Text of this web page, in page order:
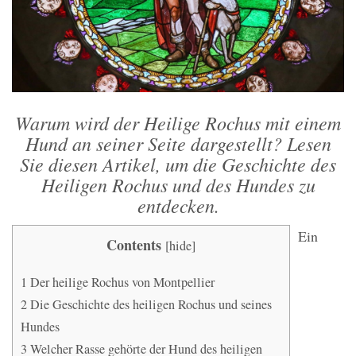
Warum wird der Heilige Rochus mit einem
Hund an seiner Seite dargestellt? Lesen
Sie diesen Artikel, um die Geschichte des
Heiligen Rochus und des Hundes zu
entdecken.
Contents [hide]
1 Der heilige Rochus von Montpellier
2Die Geschichte des heiligen Rochus und seines
Hundes
3 Welcher Rasse gehörte der Hund des heiligen
Ein